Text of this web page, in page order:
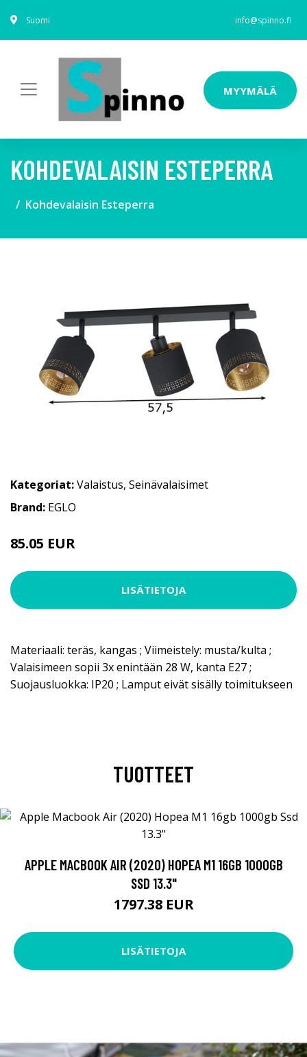
Suomi info@spinno.fi
MYYMÄLÄ
KOHDEVALAISIN ESTEPERRA
Kohdevalaisin Esteperra
Kategoriat:Valaistus, Seinävalaisimet
Brand: EGLO
85.05 EUR
LISÄTIETOJA
Materiaali: teräs, kangas ; Viimeistely: musta/kulta ;
Valaisimeen sopii 3x enintään 28 W, kanta E27 ;
Suojausluokka: IP20 ; Lamput eivät sisälly toimitukseen
TUOTTEET
APPLE MACBOOK AIR (2020) HOPEA M1 16GB 1000GB
SSD 13.3"
1797.38 EUR
LISÄTIETOJA